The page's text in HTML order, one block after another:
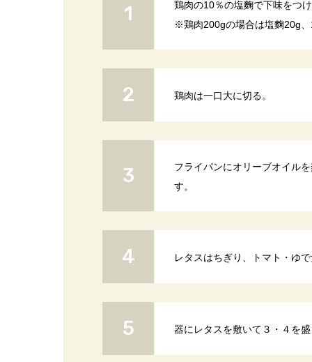
鶏肉の10％の塩麴で下味をつ
※鶏肉200gの場合は塩麴20g
鶏肉は一口大に切る。
フライパンにオリーブオイル
す。
レタスはちぎり、トマト・ゆ
器にレタスを敷いて３・４を